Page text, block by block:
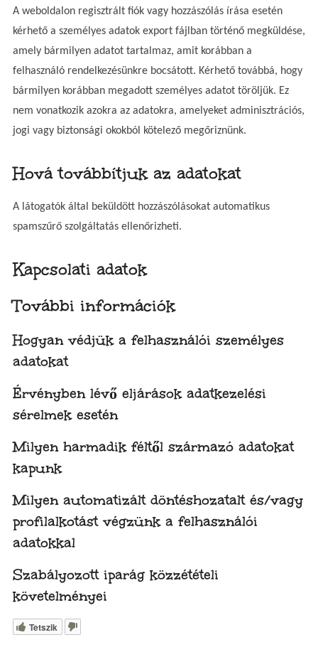
A weboldalon regisztrált fiók vagy hozzászólás írása esetén
kérhető a személyes adatok export fájlban történő megküldése,
amely bármilyen adatot tartalmaz, amit korábban a
felhasználó rendelkezésünkre bocsátott. Kérhető továbbá, hogy
bármilyen korábban megadott személyes adatot töröljük. Ez
nem vonatkozik azokra az adatokra, amelyeket adminisztrációs,
jogi vagy biztonsági okokból kötelező megőriznünk.
Hová továbbítjuk az adatokat
A látogatók által beküldött hozzászólásokat automatikus
spamszűrő szolgáltatás ellenőrizheti.
Kapcsolati adatok
További információk
Hogyan védjük a felhasználói személyes
adatokat
Érvényben lévő eljárások adatkezelési
sérelmek esetén
Milyen harmadik féltől származó adatokat
kapunk
Milyen automatizált döntéshozatalt és/vagy
profilalkotást végzünk a felhasználói
adatokkal
Szabályozott iparág közzétételi
követelményei
Tetszik